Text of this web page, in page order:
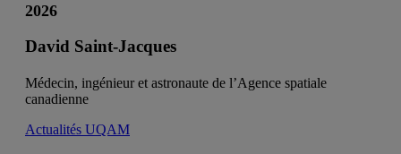
2026
David Saint-Jacques
Médecin, ingénieur et astronaute de l’Agence spatiale
canadienne
Actualités UQAM